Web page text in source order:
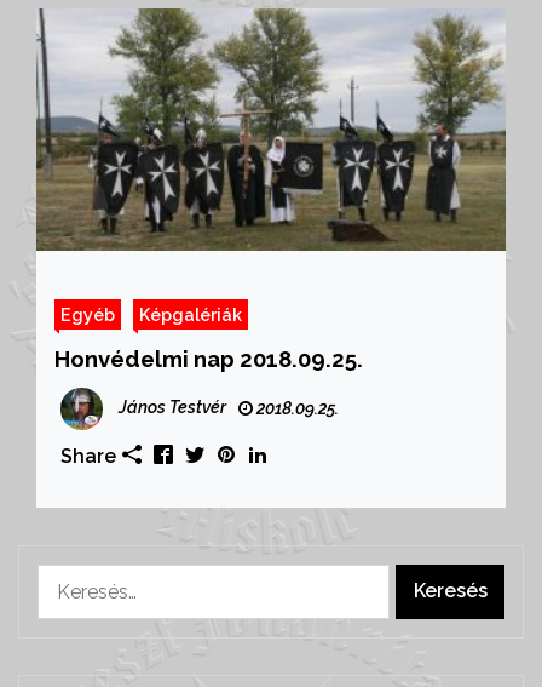
Egyéb Képgalériák
Honvédelmi nap 2018.09.25.
János Testvér 2018.09.25.
Share